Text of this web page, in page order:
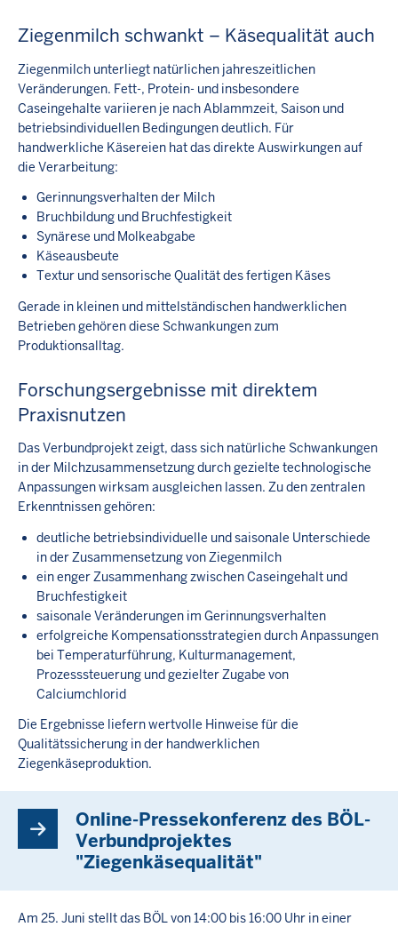
Ziegenmilch schwankt – Käsequalität auch
Ziegenmilch unterliegt natürlichen jahreszeitlichen
Veränderungen. Fett-, Protein- und insbesondere
Caseingehalte variieren je nach Ablammzeit, Saison und
betriebsindividuellen Bedingungen deutlich. Für
handwerkliche Käsereien hat das direkte Auswirkungen auf
die Verarbeitung:
Gerinnungsverhalten der Milch
Bruchbildung und Bruchfestigkeit
Synärese und Molkeabgabe
Käseausbeute
Textur und sensorische Qualität des fertigen Käses
Gerade in kleinen und mittelständischen handwerklichen
Betrieben gehören diese Schwankungen zum
Produktionsalltag.
Forschungsergebnisse mit direktem
Praxisnutzen
Das Verbundprojekt zeigt, dass sich natürliche Schwankungen
in der Milchzusammensetzung durch gezielte technologische
Anpassungen wirksam ausgleichen lassen. Zu den zentralen
Erkenntnissen gehören:
deutliche betriebsindividuelle und saisonale Unterschiede
in der Zusammensetzung von Ziegenmilch
ein enger Zusammenhang zwischen Caseingehalt und
Bruchfestigkeit
saisonale Veränderungen im Gerinnungsverhalten
erfolgreiche Kompensationsstrategien durch Anpassungen
bei Temperaturführung, Kulturmanagement,
Prozesssteuerung und gezielter Zugabe von
Calciumchlorid
Die Ergebnisse liefern wertvolle Hinweise für die
Qualitätssicherung in der handwerklichen
Ziegenkäseproduktion.
Online-Pressekonferenz des BÖL-
Verbundprojektes
"Ziegenkäsequalität"
Am 25. Juni stellt das BÖL von 14:00 bis 16:00 Uhr in einer